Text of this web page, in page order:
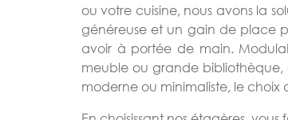
ou votre cuisine, nous avons la
généreuse et un gain de place
avoir à portée de main.
meuble ou grande bibliothèque,
moderne ou minimaliste, le